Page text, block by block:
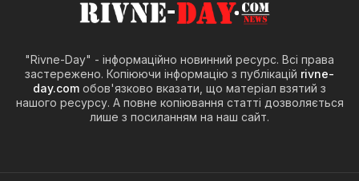
"Rivne-Day" - інформаційно новинний ресурс. Всі права
застережено. Копіюючи інформацію з публікацій rivne-
day.com обов'язково вказати, що матеріал взятий з
нашого ресурсу. А повне копіювання статті дозволяється
лише з посиланням на наш сайт.